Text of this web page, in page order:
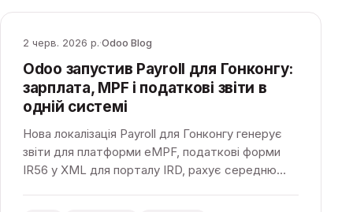
2 черв. 2026 р.·Odoo Blog
Odoo запустив Payroll для Гонконгу:
зарплата, MPF і податкові звіти в
одній системі
Нова локалізація Payroll для Гонконгу генерує
звіти для платформи eMPF, податкові форми
IR56 у XML для порталу IRD, рахує середню